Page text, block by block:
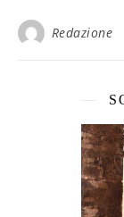
Redazione